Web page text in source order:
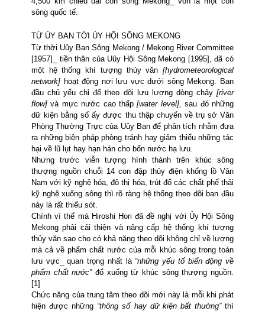
sông quốc tế.
TỪ ỦY BAN TỚI ỦY HỘI SÔNG MEKONG
Từ thời Uûy Ban Sông Mekong / Mekong River Committee
[1957]_ tiền thân của Uûy Hội Sông Mekong [1995], đã có
một hệ thống khí tượng thủy văn [hydrometeorological
network] hoạt động nơi lưu vực dưới sông Mekong. Ban
đầu chủ yếu chỉ để theo dõi lưu lượng dòng chảy [river
flow] và mực nước cao thấp[water level], sau đó những
dữ kiện bằng số ấy được thu thập chuyển về trụ sở Văn
Phòng Thường Trực của Uûy Ban để phân tích nhằm đưa
ra những biện pháp phòng tránh hay giảm thiểu những tác
hại về lũ lụt hay hạn hán cho bốn nước hạ lưu.
Nhưng trước viễn tượng hình thành trên khúc sông
thượng nguồn chuỗi 14 con đập thủy điện khổng lồ Vân
Nam với kỹ nghệ hóa, đô thị hóa, trút đổ các chất phế thải
kỹ nghệ xuống sông thì rõ ràng hệ thống theo dõi ban đầu
này là rất thiếu sót.
Chính vì thế mà Hiroshi Hori đã đề nghị với Ủy Hội Sông
Mekong phải cải thiện và nâng cấp hệ thống khí tượng
thủy văn sao cho có khả năng theo dõi không chỉ về lượng
mà cả về phẩm chất nước của mỗi khúc sông trong toàn
lưu vực_ quan trọng nhất là“những yếu tố biến động về
phẩm chất nước”đổ xuống từ khúc sông thượng nguồn.
[1]
Chức năng của trung tâm theo dõi mới này là mỗi khi phát
hiện được những “thông số hay dữ kiện bất thường”thì